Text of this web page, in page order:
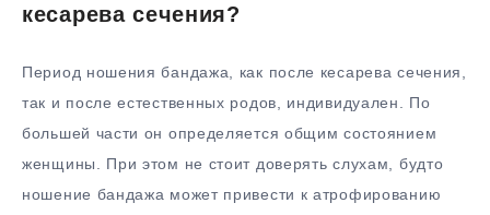
кесарева сечения?
Период ношения бандажа, как после кесарева сечения,
так и после естественных родов, индивидуален. По
большей части он определяется общим состоянием
женщины. При этом не стоит доверять слухам, будто
ношение бандажа может привести к атрофированию